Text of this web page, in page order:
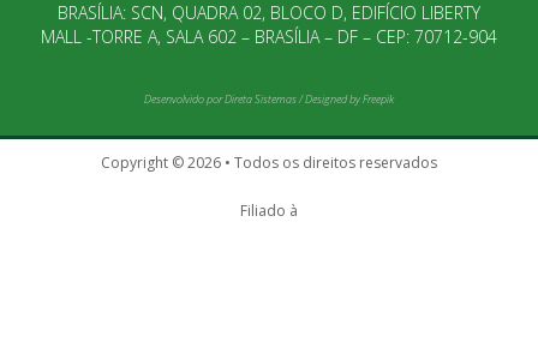
BRASÍLIA: SCN, QUADRA 02, BLOCO D, EDIFÍCIO LIBERTY
MALL -TORRE A, SALA 602 – BRASÍLIA – DF – CEP: 70712-904
Desenvolvido porDireta Sistemas/Designed by Freepik
Copyright © 2026 • Todos os direitos reservados
Filiado à